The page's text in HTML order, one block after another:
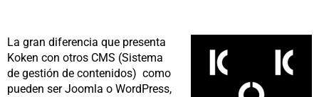
La gran diferencia que presenta
Koken con otros CMS (Sistema
de gestión de contenidos) como
pueden ser Joomla o WordPress,